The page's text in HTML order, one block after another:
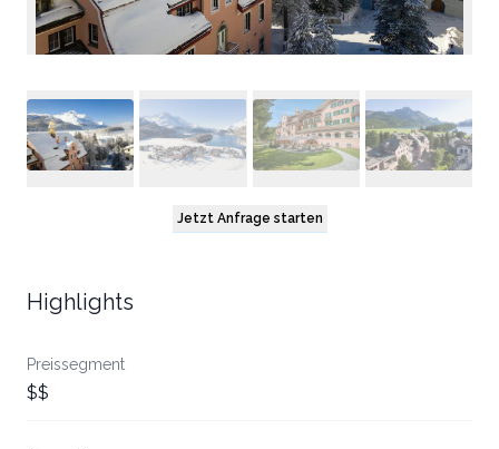
Jetzt Anfrage starten
Highlights
Preissegment
$$